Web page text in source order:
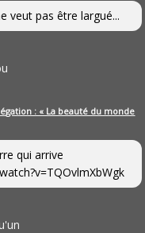
veut pas être largué...
: « La beauté du monde
qui arrive